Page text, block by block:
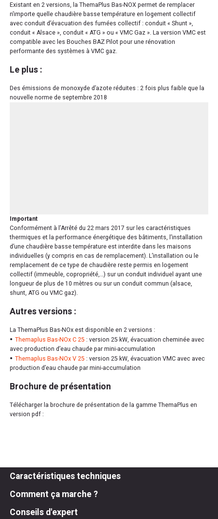
Existant en 2 versions, la ThemaPlus Bas-NOX permet de remplacer
n’importe quelle chaudière basse température en logement collectif
avec conduit d’évacuation des fumées collectif : conduit « Shunt »,
conduit « Alsace », conduit « ATG » ou « VMC Gaz ». La version VMC est
compatible avec les Bouches BAZ Pilot pour une rénovation
performante des systèmes à VMC gaz.
Le plus :
Des émissions de monoxyde d’azote réduites : 2 fois plus faible que la
nouvelle norme de septembre 2018
Important
Conformément à l’Arrêté du 22 mars 2017 sur les caractéristiques
thermiques et la performance énergétique des bâtiments, l’installation
d’une chaudière basse température est interdite dans les maisons
individuelles (y compris en cas de remplacement). L’installation ou le
remplacement de ce type de chaudière reste permis en logement
collectif (immeuble, copropriété,…) sur un conduit individuel ayant une
longueur de plus de 10 mètres ou sur un conduit commun (alsace,
shunt, ATG ou VMC gaz).
Autres versions :
La ThemaPlus Bas-NOx est disponible en 2 versions :
Themaplus Bas-NOx C 25 : version 25 kW, évacuation cheminée avec
avec production d’eau chaude par mini-accumulation
Themaplus Bas-NOx V 25 : version 25 kW, évacuation VMC avec avec
production d’eau chaude par mini-accumulation
Brochure de présentation
Télécharger la brochure de présentation de la gamme ThemaPlus en
version pdf :
Caractéristiques techniques
Comment ça marche ?
Conseils d'expert